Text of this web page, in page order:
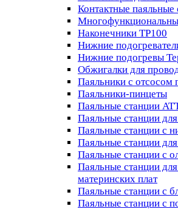
Контактные паяльные
Наконечники TP100
Нижние
Нижние подогревы
Обжигалки для
Паяльники с отсосом
Паяльники-пинцеты
Паяльные станции
Паяльные станции
Паяльные станции с
Паяльные станции
Паяльные станции с
Паяльные станции
материнских плат
Паяльные станции с
Паяльные станции с